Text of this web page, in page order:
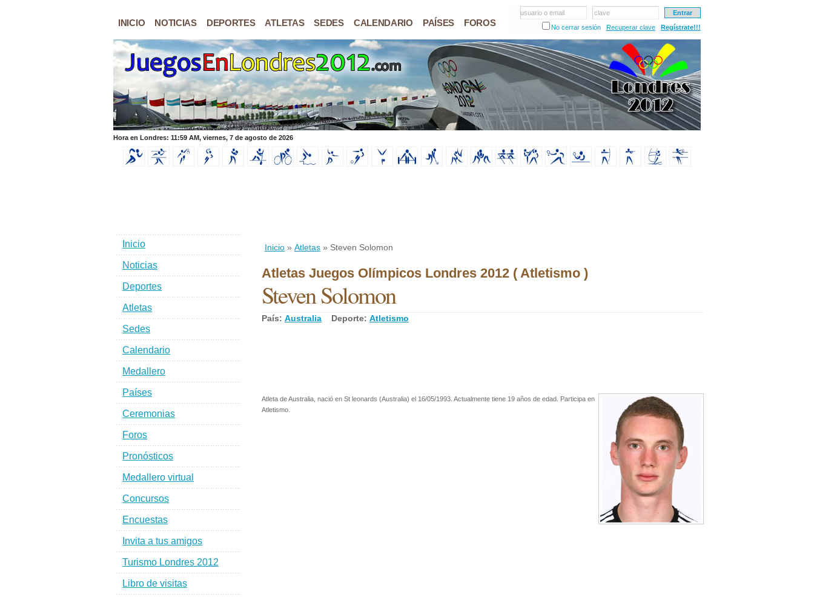
INICIO NOTICIAS DEPORTES ATLETAS SEDES CALENDARIO PAÍSES FOROS
usuario o email
clave
No cerrar sesión
Recuperar clave Regístrate!!!
Hora en Londres: 11:59 AM, viernes, 7 de agosto de 2026
Inicio » Atletas » Steven Solomon
Atletas Juegos Olímpicos Londres 2012 ( Atletismo )
Steven Solomon
País: Australia Deporte: Atletismo
Atleta de Australia, nació en St leonards (Australia) el 16/05/1993. Actualmente tiene 19 años de edad. Participa en
Atletismo.
Inicio
Noticias
Deportes
Atletas
Sedes
Calendario
Medallero
Países
Ceremonias
Foros
Pronósticos
Medallero virtual
Concursos
Encuestas
Invita a tus amigos
Turismo Londres 2012
Libro de visitas